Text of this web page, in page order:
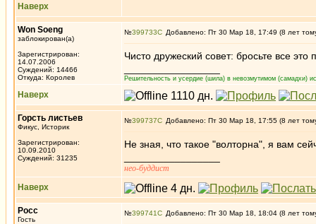
Наверх
Won Soeng
заблокирован(а)
Зарегистрирован:
14.07.2006
Суждений: 14466
Откуда: Королев
№399733 Добавлено: Пт 30 Мар 18, 17:49 (8 лет
Чисто дружеский совет: бросьте все
Решительность и усердие (шила) в невозмутимом (самадхи)
Наверх
Горсть листьев
Фикус, Историк
Зарегистрирован:
10.09.2010
Суждений: 31235
№399737 Добавлено: Пт 30 Мар 18, 17:55 (8 лет
Не зная, что такое "волторна", я вам
нео-буддист
Наверх
Росс
Гость
№399741 Добавлено: Пт 30 Мар 18, 18:04 (8 лет